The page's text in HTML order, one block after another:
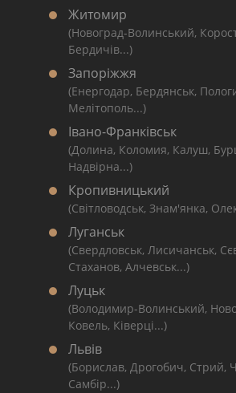
Житомир
(Новоград-Волинський,
Бердичів...)
Запоріжжя
(Енергодар, Бердянськ,
Мелітополь...)
Івано-Франківськ
(Долина, Коломия, Калуш,
Надвірна...)
Кропивницький
(Світловодськ, Знам'янка,
Луганськ
(Свердловськ, Лисичанськ,
Стаханов, Алчевськ...)
Луцьк
(Володимир-Волинський,
Ковель, Ківерці...)
Львів
(Борислав, Дрогобич, Стрий,
Самбір...)